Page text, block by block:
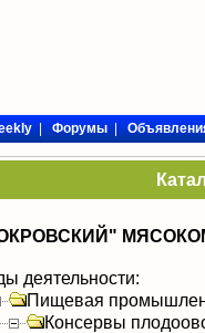
|Форумы|
деятельности:
Пищевая
Консервы